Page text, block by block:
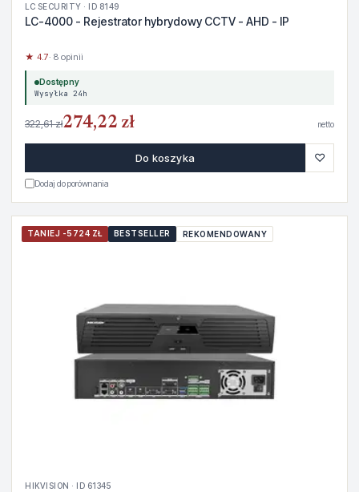
LC SECURITY · ID 8149
LC-4000 - Rejestrator hybrydowy CCTV - AHD - IP
★ 4.7· 8 opinii
Dostępny
Wysyłka 24h
322,61 zł274,22 zł netto
Do koszyka ♡
Dodaj do porównania
TANIEJ -5724 ZŁ BESTSELLER REKOMENDOWANY
HIKVISION · ID 61345